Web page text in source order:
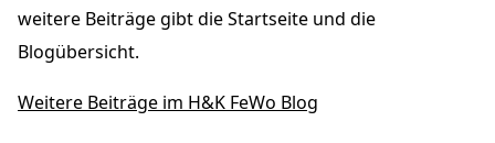
weitere Beiträge gibt die Startseite und die
Blogübersicht.
Weitere Beiträge im H&K FeWo Blog